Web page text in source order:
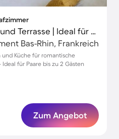
Aparthotel mit Garten und Terrasse | Ideal für Homeoffice
Bas-Rhin, Frankreich
Küche für romantische
für Paare bis zu 2 Gästen
Zum Angebot